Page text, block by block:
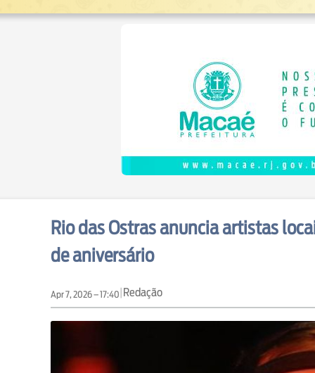
Rio das Ostras anuncia artistas
de aniversário
Apr 7, 2026 – 17:40 |Redação